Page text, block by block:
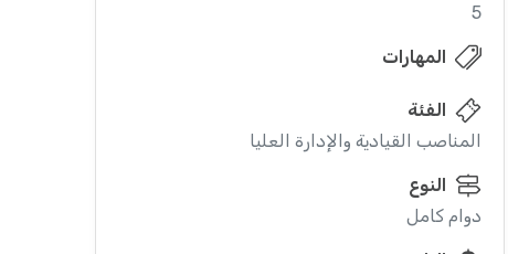
5
المهارات
الفئة
المناصب القيادية والإدارة العليا
النوع
دوام كامل